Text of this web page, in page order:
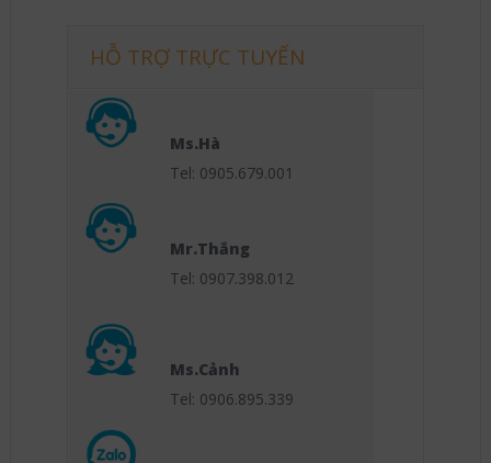
HỖ TRỢ TRỰC TUYẾN
Ms.Hà
Tel: 0905.679.001
Mr.Thắng
Tel: 0907.398.012
Ms.Cảnh
Tel: 0906.895.339